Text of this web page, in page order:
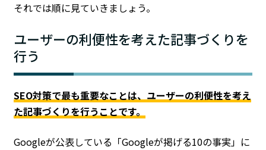
それでは順に見ていきましょう。
ユーザーの利便性を考えた記事づくりを
行う
SEO対策で最も重要なことは、ユーザーの利便性を考え
た記事づくりを行うことです。
Googleが公表している「Googleが掲げる10の事実」に